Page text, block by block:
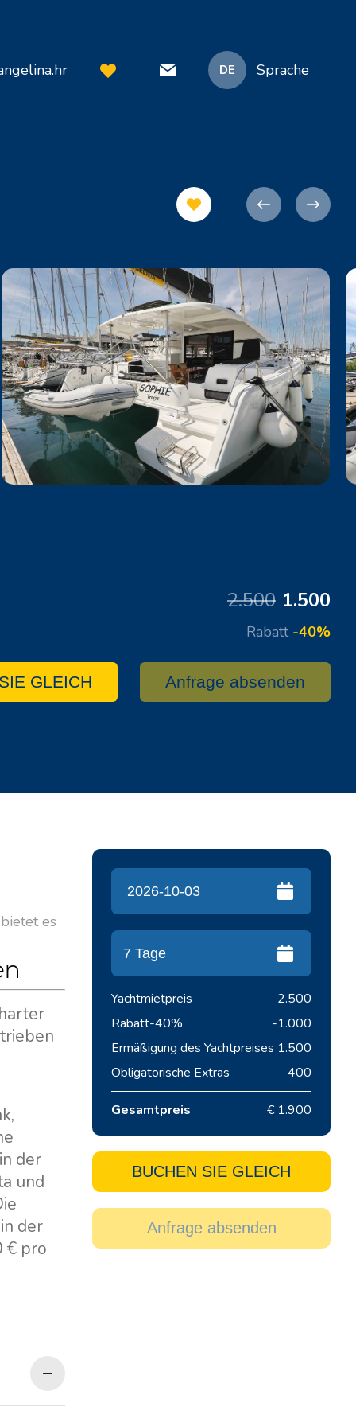
DE Sprache
2.500 1.500
Rabatt -40%
GLEICH Anfrage absenden
es
der
und
der
€ pro
Yachtmietpreis
2.500
Rabatt-40%
-1.000
Ermäßigung des Yachtpreises 1.500
Obligatorische Extras
400
Gesamtpreis € 1.900
BUCHEN SIE GLEICH
Anfrage absenden